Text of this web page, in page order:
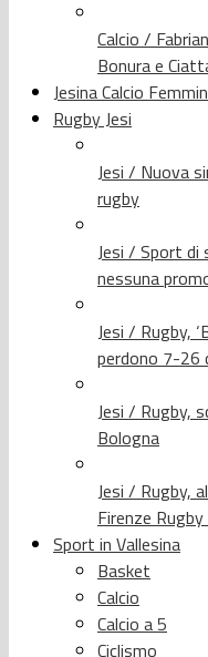
Calcio /
Bonura e
Jesina Calcio
Rugby Jesi
Jesi / Nuova
rugby
Jesi / Sport di
nessuna
Jesi / Rugby,
perdono 7-26
Jesi / Rugby,
Bologna
Jesi / Rugby,
Firenze
Sport in Vallesina
Basket
Calcio
Calcio a 5
Ciclismo